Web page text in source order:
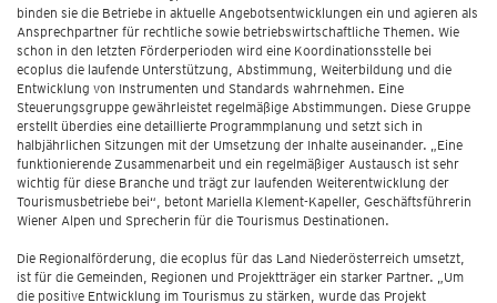
binden sie die Betriebe in aktuelle Angebotsentwicklungen ein und agieren als
Ansprechpartner für rechtliche sowie betriebswirtschaftliche Themen. Wie
schon in den letzten Förderperioden wird eine Koordinationsstelle bei
ecoplus die laufende Unterstützung, Abstimmung, Weiterbildung und die
Entwicklung von Instrumenten und Standards wahrnehmen. Eine
Steuerungsgruppe gewährleistet regelmäßige Abstimmungen. Diese Gruppe
erstellt überdies eine detaillierte Programmplanung und setzt sich in
halbjährlichen Sitzungen mit der Umsetzung der Inhalte auseinander. „Eine
funktionierende Zusammenarbeit und ein regelmäßiger Austausch ist sehr
wichtig für diese Branche und trägt zur laufenden Weiterentwicklung der
Tourismusbetriebe bei“, betont Mariella Klement-Kapeller, Geschäftsführerin
Wiener Alpen und Sprecherin für die Tourismus Destinationen.
Die Regionalförderung, die ecoplus für das Land Niederösterreich umsetzt,
ist für die Gemeinden, Regionen und Projektträger ein starker Partner. „Um
die positive Entwicklung im Tourismus zu stärken, wurde das Projekt